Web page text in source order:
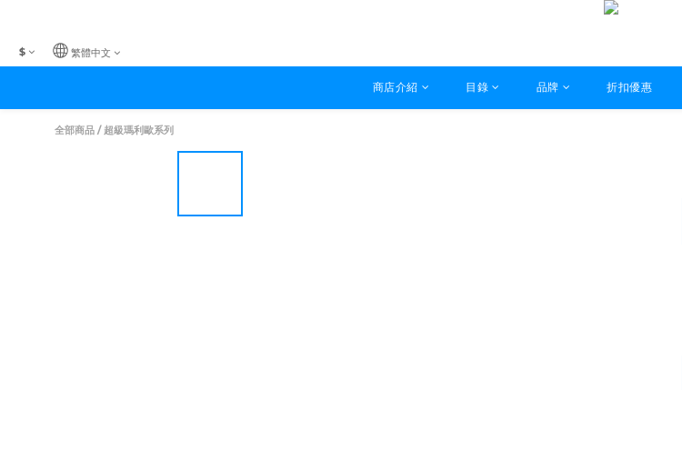
$ 繁體中文
商店介紹 目錄 品牌 折扣優惠
全部商品 / 超級瑪利歐系列